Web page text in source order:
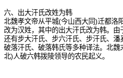
六、出大汗氏改姓为韩
北魏孝文帝从平城(今山西大同)迁都洛
改为汉姓，其中的出大汗氏改为韩。
还有步大汗氏、步六汗氏、步汗氏、潘
破落汗氏、破落韩氏等多种译法。北
北)人破六韩拨陵领导的农民起义。